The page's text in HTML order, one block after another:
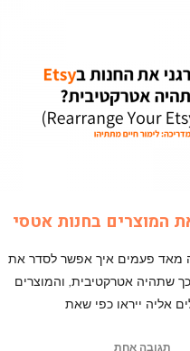
המוצרים בחנות אטסי
מאד פעמים איך אפשר לסדר את
שתהיה אטרקטיבית, והמוצרים
אליה ייראו כפי שאת
תגובה אחת